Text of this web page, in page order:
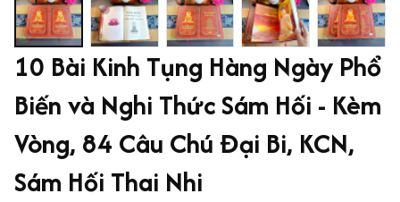
10 Bài Kinh Tụng Hàng Ngày Phổ
Biến và Nghi Thức Sám Hối - Kèm
Vòng, 84 Câu Chú Đại Bi, KCN,
Sám Hối Thai Nhi